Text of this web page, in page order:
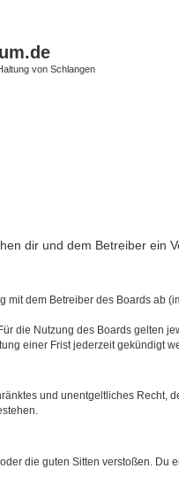
von Schlangen
dir und dem Betreiber ein
dem Betreiber des Boards ab
die Nutzung des Boards gelten
einer Frist jederzeit gekündigt
und unentgeltliches Recht,
die guten Sitten verstoßen. Du